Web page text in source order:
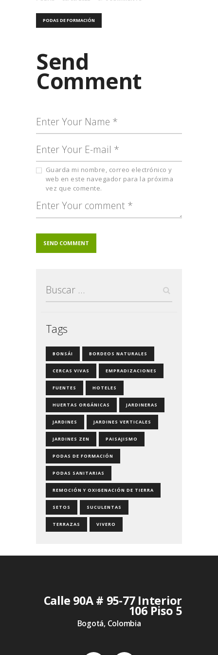
PODAS DE FORMACIÓN
Send
Comment
Guarda mi nombre, correo electrónico y
web en este navegador para la próxima
vez que comente.
Tags
BONSÁI BORDEOS NATURALES
CERCAS VIVAS EMPRADIZACIONES
FUENTES HOTELES
HUERTAS ORGÁNICAS JARDINERAS
JARDINES JARDINES VERTICALES
JARDINES ZEN PAISAJISMO
PODAS DE FORMACIÓN
PODAS SANITARIAS
REMOCIÓN Y OXIGENACIÓN DE TIERRA
SETOS SUCULENTAS
TERRAZAS VIVERO
Calle 90A # 95-77 Interior
106 Piso 5
Bogotá, Colombia